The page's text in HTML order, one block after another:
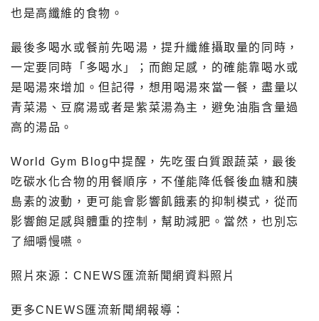
也是高纖維的食物。
最後多喝水或餐前先喝湯，提升纖維攝取量的同時，
一定要同時「多喝水」；而飽足感，的確能靠喝水或
是喝湯來增加。但記得，想用喝湯來當一餐，盡量以
青菜湯、豆腐湯或者是紫菜湯為主，避免油脂含量過
高的湯品。
World Gym Blog中提醒，先吃蛋白質跟蔬菜，最後
吃碳水化合物的用餐順序，不僅能降低餐後血糖和胰
島素的波動，更可能會影響飢餓素的抑制模式，從而
影響飽足感與體重的控制，幫助減肥。當然，也別忘
了細嚼慢嚥。
照片來源：CNEWS匯流新聞網資料照片
更多CNEWS匯流新聞網報導：